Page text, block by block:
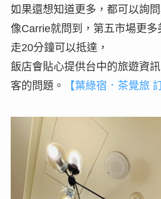
如果還想知道更多，都可以詢問
像Carrie就問到，第五市場更
走20分鐘可以抵達，
飯店會貼心提供台中的旅遊資
客的問題。
【葉綠宿．茶覺旅